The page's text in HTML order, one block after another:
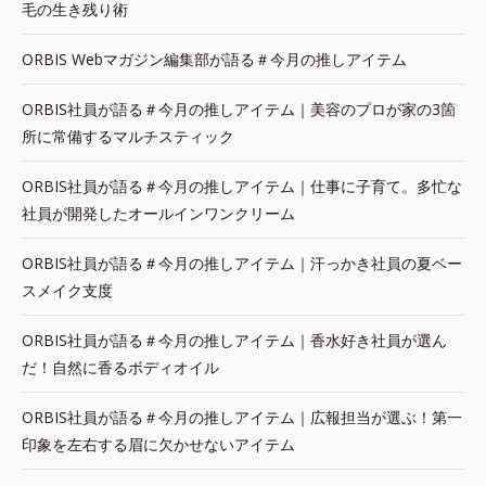
毛の生き残り術
ORBIS Webマガジン編集部が語る＃今月の推しアイテム
ORBIS社員が語る＃今月の推しアイテム｜美容のプロが家の3箇
所に常備するマルチスティック
ORBIS社員が語る＃今月の推しアイテム｜仕事に子育て。多忙な
社員が開発したオールインワンクリーム
ORBIS社員が語る＃今月の推しアイテム｜汗っかき社員の夏ベー
スメイク支度
ORBIS社員が語る＃今月の推しアイテム｜香水好き社員が選ん
だ！自然に香るボディオイル
ORBIS社員が語る＃今月の推しアイテム｜広報担当が選ぶ！第一
印象を左右する眉に欠かせないアイテム